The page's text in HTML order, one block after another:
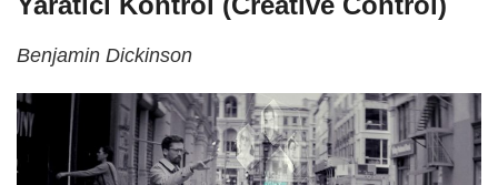
Benjamin Dickinson